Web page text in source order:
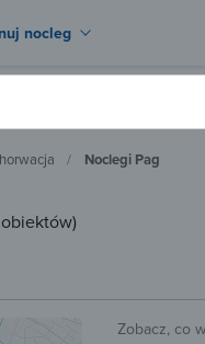
nocleg
Noclegi Pag
)
Zobacz, co